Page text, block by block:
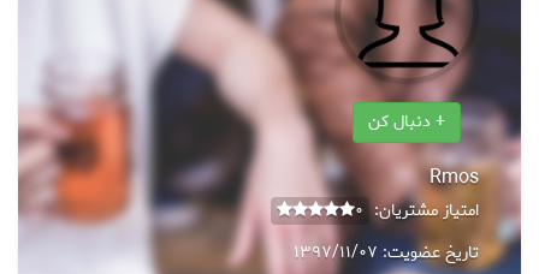
+ دنبال کن
Rmos
امتیاز مشتریان: 0
تاریخ عضویت: 1397/11/07